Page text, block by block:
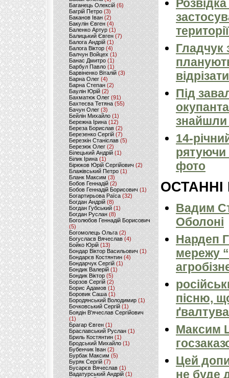
Баганець Олексій(6)
Багрій Петро (3)
Баканов Іван(2)
Бакулін Євген (4)
Баленко Артур(1)
Балицький Євген(7)
Балога Андрій (1)
Балога Віктор (4)
Балчун Войцех (1)
Банас Дмитро (1)
Барбул Павло(1)
Барвіненко Віталій(3)
Барна Олег (4)
Барна Степан (2)
Баулін Юрій (2)
Бахматюк Олег (91)
Бахтеєва Тетяна(55)
Бачун Олег (3)
Бейлін Михайло (1)
Бережна Ірина(12)
Береза Борислав(2)
Березенко Сергій (7)
Березкін Станіслав (5)
Березюк Олег(2)
Білецький Андрій (1)
Білик Ірина (1)
Бірюков Юрій Сергійович (2)
Блажівський Петро (1)
Бланк Максим(3)
Бобов Геннадій (2)
Бобов Геннадій Борисович (1)
Богартирьова Раїса (32)
Богдан Андрій(8)
Богдан Губський (1)
Богдан Руслан(8)
Боголюбов Геннадій Борисович
(5)
Богомолець Ольга (2)
Богуслаєв Вячеслав (4)
Бойко Юрій (13)
Бондар Віктор Васильович (1)
Бондарєв Костянтин (4)
Бондарчук Сергій(1)
Бондик Валерій (1)
Бондик Віктор(5)
Борзов Сергiй (2)
Борис Адамов(1)
Боровик Саша (1)
Бородянський Володимир (1)
Бочковський Сергій (1)
Боядін В'ячеслав Сергійович
(1)
Брагар Євген (1)
Браславський Руслан (1)
Бриль Костянтин (1)
Бродський Михайло (1)
Бубенчик Іван(2)
Бурбак Максим (5)
Буряк Сергій (7)
Бусарєв Вячеслав (1)
Вадатурський Андрій (1)
Гладчук
Під
знайшли
14-
рятуючи
фото
ОСТАННІ
Вадим
Оболоні
Нардеп
мережу
пісню,
Максим
Цей
не буде